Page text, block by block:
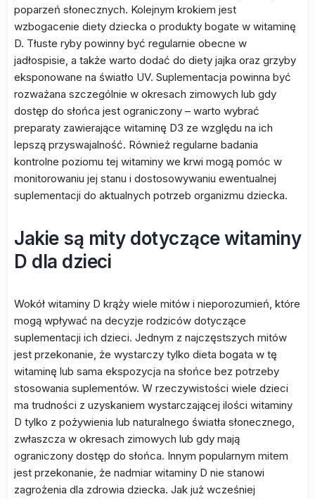
poparzeń słonecznych. Kolejnym krokiem jest
wzbogacenie diety dziecka o produkty bogate w witaminę
D. Tłuste ryby powinny być regularnie obecne w
jadłospisie, a także warto dodać do diety jajka oraz grzyby
eksponowane na światło UV. Suplementacja powinna być
rozważana szczególnie w okresach zimowych lub gdy
dostęp do słońca jest ograniczony – warto wybrać
preparaty zawierające witaminę D3 ze względu na ich
lepszą przyswajalność. Również regularne badania
kontrolne poziomu tej witaminy we krwi mogą pomóc w
monitorowaniu jej stanu i dostosowywaniu ewentualnej
suplementacji do aktualnych potrzeb organizmu dziecka.
Jakie są mity dotyczące witaminy
D dla dzieci
Wokół witaminy D krąży wiele mitów i nieporozumień, które
mogą wpływać na decyzje rodziców dotyczące
suplementacji ich dzieci. Jednym z najczęstszych mitów
jest przekonanie, że wystarczy tylko dieta bogata w tę
witaminę lub sama ekspozycja na słońce bez potrzeby
stosowania suplementów. W rzeczywistości wiele dzieci
ma trudności z uzyskaniem wystarczającej ilości witaminy
D tylko z pożywienia lub naturalnego światła słonecznego,
zwłaszcza w okresach zimowych lub gdy mają
ograniczony dostęp do słońca. Innym popularnym mitem
jest przekonanie, że nadmiar witaminy D nie stanowi
zagrożenia dla zdrowia dziecka. Jak już wcześniej